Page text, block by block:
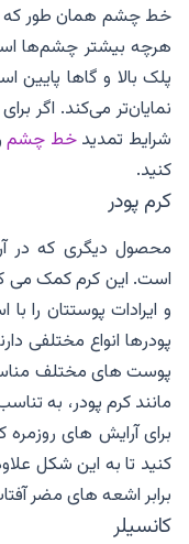
خط چشم همان طور که
هرچه بیشتر چشم‌ها
پلک بالا و گاها
نمایان‌تر می‌کند. اگر
شرایط تمدیدخط چشم
کنید.
کرم پودر
محصول دیگری که در
است. این کرم کمک می
و ایرادات پوستتان را
پودرها انواع مختلفی
پوست های مختلف مناسب
مانند کرم پودر، به
برای آرایش های
کنید تا به این شکل
برابر اشعه های مضر
کانسیلر